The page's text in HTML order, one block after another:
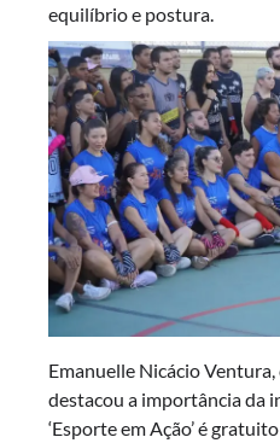
equilíbrio e postura.
Emanuelle Nicácio
destacou a importância da
‘Esporte em Ação’ é